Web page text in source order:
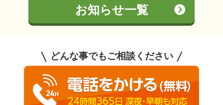
お知らせ一覧
どんな事でもご相談ください